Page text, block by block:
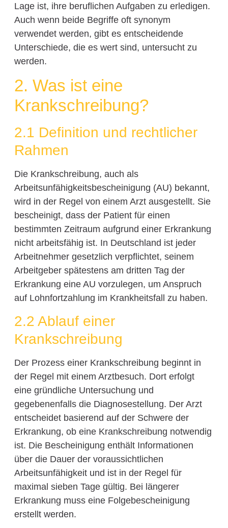
Lage ist, ihre beruflichen Aufgaben zu erledigen.
Auch wenn beide Begriffe oft synonym
verwendet werden, gibt es entscheidende
Unterschiede, die es wert sind, untersucht zu
werden.
2. Was ist eine
Krankschreibung?
2.1 Definition und rechtlicher
Rahmen
Die Krankschreibung, auch als
Arbeitsunfähigkeitsbescheinigung (AU) bekannt,
wird in der Regel von einem Arzt ausgestellt. Sie
bescheinigt, dass der Patient für einen
bestimmten Zeitraum aufgrund einer Erkrankung
nicht arbeitsfähig ist. In Deutschland ist jeder
Arbeitnehmer gesetzlich verpflichtet, seinem
Arbeitgeber spätestens am dritten Tag der
Erkrankung eine AU vorzulegen, um Anspruch
auf Lohnfortzahlung im Krankheitsfall zu haben.
2.2 Ablauf einer
Krankschreibung
Der Prozess einer Krankschreibung beginnt in
der Regel mit einem Arztbesuch. Dort erfolgt
eine gründliche Untersuchung und
gegebenenfalls die Diagnosestellung. Der Arzt
entscheidet basierend auf der Schwere der
Erkrankung, ob eine Krankschreibung notwendig
ist. Die Bescheinigung enthält Informationen
über die Dauer der voraussichtlichen
Arbeitsunfähigkeit und ist in der Regel für
maximal sieben Tage gültig. Bei längerer
Erkrankung muss eine Folgebescheinigung
erstellt werden.